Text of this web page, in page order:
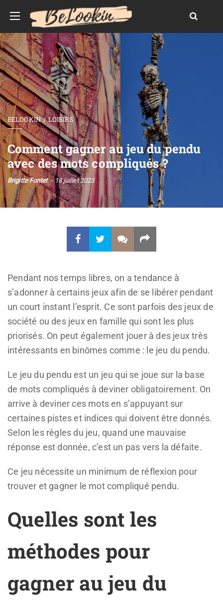
BELOOKIN LOISIRS
Comment gagner au jeu du pendu
avec des mots compliqués ?
Brigitte Fontet 18 juillet 2023
Pendant nos temps libres, on a tendance à
s’adonner à certains jeux afin de se libérer pendant
un court instant l’esprit. Ce sont parfois des jeux de
société ou des jeux en famille qui sont les plus
priorisés. On peut également jouer à des jeux très
intéressants en binômes comme : le jeu du pendu.
Le jeu du pendu est un jeu qui se joue sur la base
de mots compliqués à deviner obligatoirement. On
arrive à deviner ces mots en s’appuyant sur
certaines pistes et indices qui doivent être donnés.
Selon les règles du jeu, quand une mauvaise
réponse est donnée, c’est un pas vers la défaite.
Ce jeu nécessite un minimum de réflexion pour
trouver et gagner le mot compliqué pendu.
Quelles sont les
méthodes pour
gagner au jeu du